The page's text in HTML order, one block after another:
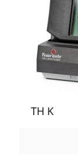
TH K